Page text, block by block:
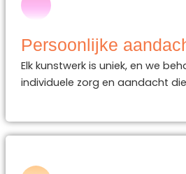
Persoonlijke
Elk kunstwerk is uniek, en we
individuele zorg en aandacht